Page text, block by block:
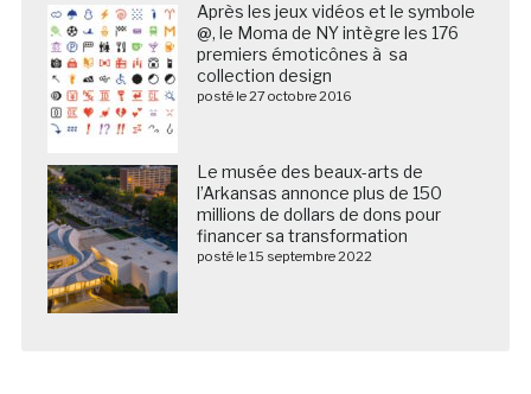
Après les jeux vidéos et le symbole
@, le Moma de NY intègre les 176
premiers émoticônes à sa
collection design
posté le 27 octobre 2016
Le musée des beaux-arts de
l’Arkansas annonce plus de 150
millions de dollars de dons pour
financer sa transformation
posté le 15 septembre 2022